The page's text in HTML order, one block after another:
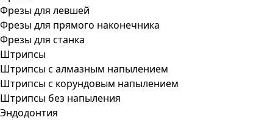
Фрезы для левшей
Фрезы для прямого наконечника
Фрезы для станка
Штрипсы
Штрипсы c алмазным напылением
Штрипсы c корундовым напылением
Штрипсы без напыления
Эндодонтия